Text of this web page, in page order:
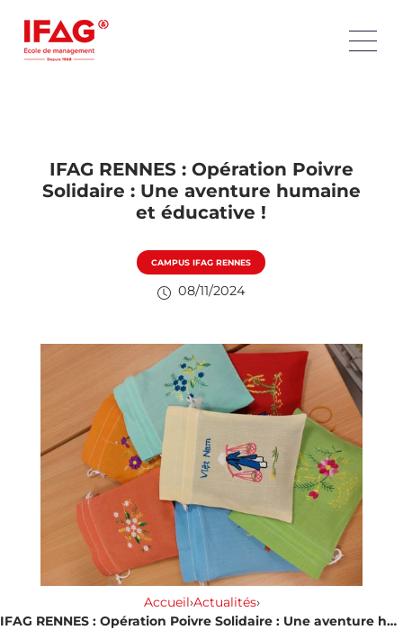
IFAG RENNES : Opération Poivre
Solidaire : Une aventure humaine
et éducative !
CAMPUS IFAG RENNES
08/11/2024
Accueil›Actualités›
IFAG RENNES : Opération Poivre Solidaire : Une aventure humaine et éducative !